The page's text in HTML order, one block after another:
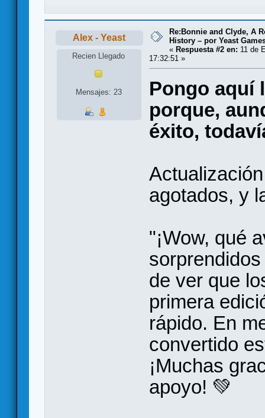
Alex - Yeast
Recien Llegado
Mensajes: 23
Re:Bonnie and Clyde, A
History – por Yeast
« Respuesta #2 en: 11 de
17:32:51 »
Pongo aquí
porque,
éxito,
agotados, y
"¡Wow, qué
de ver que
primera
rápido. En
convertido
¡Muchas
apoyo! 💚